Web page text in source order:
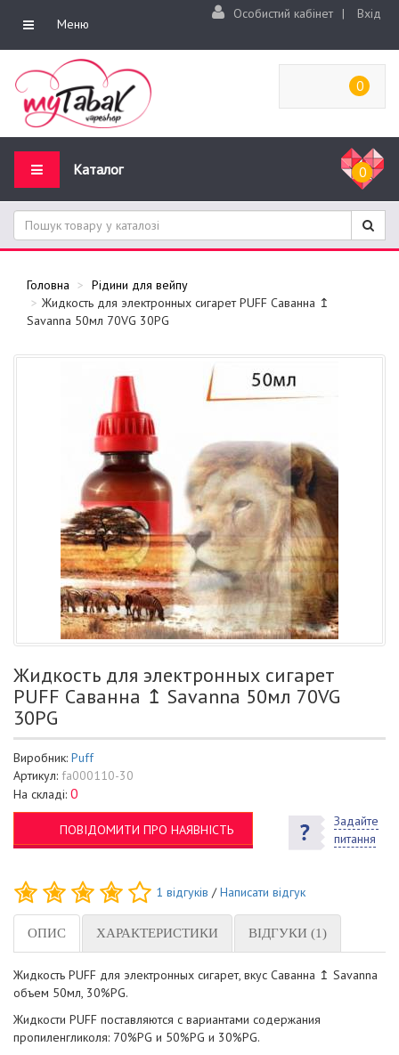
Меню
Особистий кабінет | Вхід
0
Каталог 0
Головна
Рідини для вейпу
Жидкость для электронных сигарет PUFF Саванна ↥
Savanna 50мл 70VG 30PG
Жидкость для электронных сигарет
PUFF Саванна ↥ Savanna 50мл 70VG
30PG
Виробник: Puff
Артикул: fa000110-30
На складі: 0
ПОВІДОМИТИ ПРО НАЯВНІСТЬ
Задайте
питання
1 відгуків /Написати відгук
ОПИС ХАРАКТЕРИСТИКИ ВІДГУКИ (1)
Жидкость PUFF для электронных сигарет, вкус Саванна ↥ Savanna
объем 50мл, 30%PG.
Жидкости PUFF поставляются с вариантами содержания
пропиленгликоля: 70%PG и 50%PG и 30%PG.